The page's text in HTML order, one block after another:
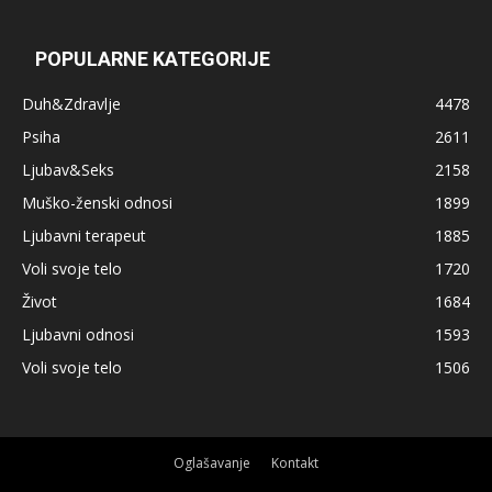
POPULARNE KATEGORIJE
Duh&Zdravlje
4478
Psiha
2611
Ljubav&Seks
2158
Muško-ženski odnosi
1899
Ljubavni terapeut
1885
Voli svoje telo
1720
Život
1684
Ljubavni odnosi
1593
Voli svoje telo
1506
Oglašavanje Kontakt